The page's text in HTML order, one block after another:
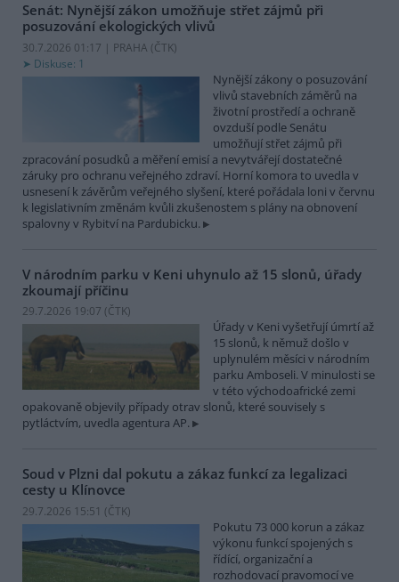
Senát: Nynější zákon umožňuje střet zájmů při
posuzování ekologických vlivů
30.7.2026 01:17 | PRAHA (ČTK)
Diskuse: 1
Nynější zákony o posuzování
vlivů stavebních záměrů na
životní prostředí a ochraně
ovzduší podle Senátu
umožňují střet zájmů při
zpracování posudků a měření emisí a nevytvářejí dostatečné
záruky pro ochranu veřejného zdraví. Horní komora to uvedla v
usnesení k závěrům veřejného slyšení, které pořádala loni v červnu
k legislativním změnám kvůli zkušenostem s plány na obnovení
spalovny v Rybitví na Pardubicku.
V národním parku v Keni uhynulo až 15 slonů, úřady
zkoumají příčinu
29.7.2026 19:07 (ČTK)
Úřady v Keni vyšetřují úmrtí až
15 slonů, k němuž došlo v
uplynulém měsíci v národním
parku Amboseli. V minulosti se
v této východoafrické zemi
opakovaně objevily případy otrav slonů, které souvisely s
pytláctvím, uvedla agentura AP.
Soud v Plzni dal pokutu a zákaz funkcí za legalizaci
cesty u Klínovce
29.7.2026 15:51 (ČTK)
Pokutu 73 000 korun a zákaz
výkonu funkcí spojených s
řídící, organizační a
rozhodovací pravomocí ve